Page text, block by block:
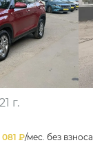
г.
081 ₽/мес. без взноса